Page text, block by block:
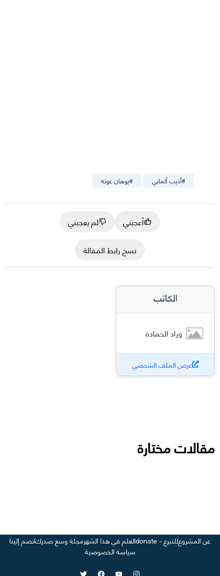
#يوهان غوته #أديب ألماني
أعجبني
لم يعجبني
نسخ رابط المقالة
الكاتب
وراد الحمادة
عرض الملف الشخصي
مقالات مختارة
عن المشروعللتبرع - donate العلم في هذا الشهرمجلة وسع صدركانضم إلينا
سياسة الخصوصية